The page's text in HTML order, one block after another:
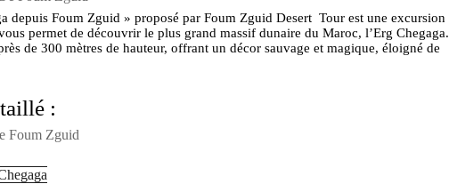
depuis Foum Zguid » proposé par Foum Zguid Desert Tour est une excursion
permet de découvrir le plus grand massif dunaire du Maroc, l’Erg Chegaga.
de 300 mètres de hauteur, offrant un décor sauvage et magique, éloigné de
:
Foum Zguid